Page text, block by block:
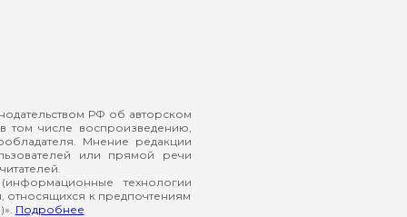
РФ об авторском
числе воспроизведению,
Мнение редакции
или прямой речи
технологии
относящихся к предпочтениям
Подробнее